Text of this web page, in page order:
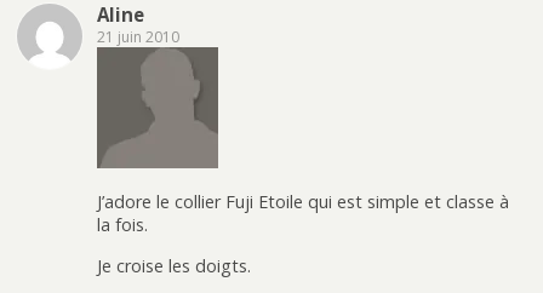
Aline
21 juin 2010
J’adore le collier Fuji Etoile qui est simple et classe à
la fois.
Je croise les doigts.